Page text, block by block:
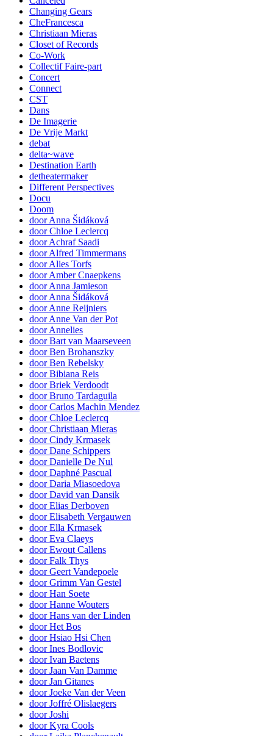
Changing Gears
CheFrancesca
Christiaan Mieras
Closet of Records
Co-Work
Collectif Faire-part
Concert
Connect
CST
Dans
De Imagerie
De Vrije Markt
debat
delta~wave
Destination Earth
detheatermaker
Different Perspectives
Docu
Doom
door Anna Šidáková
door Chloe Leclercq
door Achraf Saadi
door Alfred Timmermans
door Alies Torfs
door Amber Cnaepkens
door Anna Jamieson
door Anna Šidáková
door Anne Reijniers
door Anne Van der Pot
door Annelies
door Bart van Maarseveen
door Ben Brohanszky
door Ben Rebelsky
door Bibiana Reis
door Briek Verdoodt
door Bruno Tardaguila
door Carlos Machin Mendez
door Chloe Leclercq
door Christiaan Mieras
door Cindy Krmasek
door Dane Schippers
door Danielle De Nul
door Daphné Pascual
door Daria Miasoedova
door David van Dansik
door Elias Derboven
door Elisabeth Vergauwen
door Ella Krmasek
door Eva Claeys
door Ewout Callens
door Falk Thys
door Geert Vandepoele
door Grimm Van Gestel
door Han Soete
door Hanne Wouters
door Hans van der Linden
door Het Bos
door Hsiao Hsi Chen
door Ines Bodlovic
door Ivan Baetens
door Jaan Van Damme
door Jan Gitanes
door Joeke Van der Veen
door Joffré Olislaegers
door Joshi
door Kyra Cools